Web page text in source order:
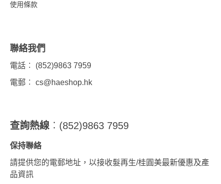
使用條款
聯絡我們
電話︰ (852)9863 7959
電郵︰ cs@haeshop.hk
查詢熱線 ︰(852)9863 7959
保持聯絡
請提供您的電郵地址，以接收髮再生/桂圓美最新優惠及產
品資訊